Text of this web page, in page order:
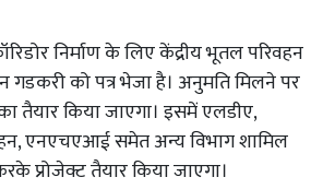
निर्माण के लिए केंद्रीय भूतल परिवहन
गडकरी को पत्र भेजा है। अनुमति मिलने पर
तैयार किया जाएगा। इसमें एलडीए,
एनएचएआई समेत अन्य विभाग शामिल
प्रोजेक्ट तैयार किया जाएगा।